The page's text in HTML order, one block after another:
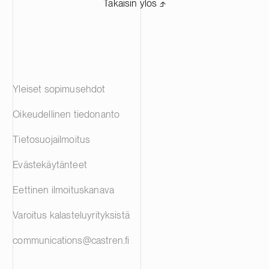
Takaisin ylös ⬏
Yleiset sopimusehdot
Oikeudellinen tiedonanto
Tietosuojailmoitus
Evästekäytänteet
Eettinen ilmoituskanava
Varoitus kalasteluyrityksistä
communications@castren.fi